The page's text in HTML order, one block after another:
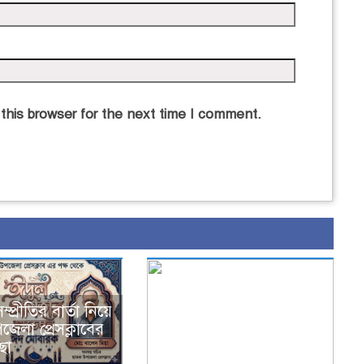
browser for the next time I comment.
বার্তা নিয়ে
প্রেসক্লাবের